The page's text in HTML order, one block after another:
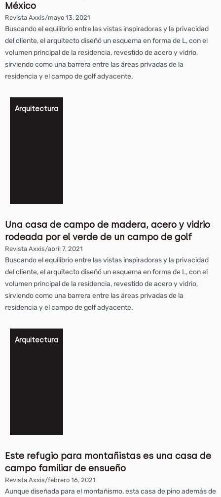
México
Revista Axxis/mayo 13, 2021
Buscando el equilibrio entre las vistas inspiradoras y la privacidad
del cliente, el arquitecto diseñó un esquema en forma de L, con el
volumen principal de la residencia, revestido de acero y vidrio,
sirviendo como una barrera entre las áreas privadas de la
residencia y el campo de golf adyacente.
Arquitectura
Una casa de campo de madera, acero y vidrio
rodeada por el verde de un campo de golf
Revista Axxis/abril 7, 2021
Buscando el equilibrio entre las vistas inspiradoras y la privacidad
del cliente, el arquitecto diseñó un esquema en forma de L, con el
volumen principal de la residencia, revestido de acero y vidrio,
sirviendo como una barrera entre las áreas privadas de la
residencia y el campo de golf adyacente.
Arquitectura
Este refugio para montañistas es una casa de
campo familiar de ensueño
Revista Axxis/febrero 16, 2021
Aunque diseñada para el montañismo, esta casa de pino además de